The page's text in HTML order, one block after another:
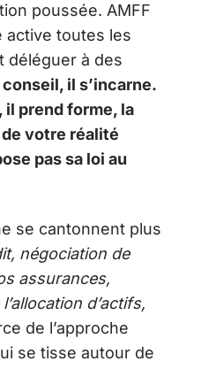
poussée. AMFF
active toutes les
déléguer à des
conseil, il s’incarne.
il prend forme, la
votre réalité
pas sa loi au
se cantonnent plus
négociation de
assurances,
d’actifs,
de l’approche
se tisse autour de